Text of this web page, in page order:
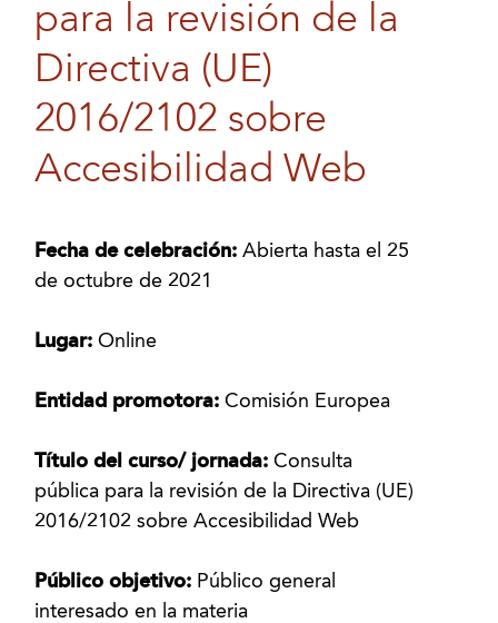
para la revisión de la
Directiva (UE)
2016/2102 sobre
Accesibilidad Web
Fecha de celebración:Abierta hasta el 25
de octubre de 2021
Lugar:Online
Entidad promotora:Comisión Europea
Título del curso/ jornada:Consulta
pública para la revisión de la Directiva (UE)
2016/2102 sobre Accesibilidad Web
Público objetivo: Público general
interesado en la materia